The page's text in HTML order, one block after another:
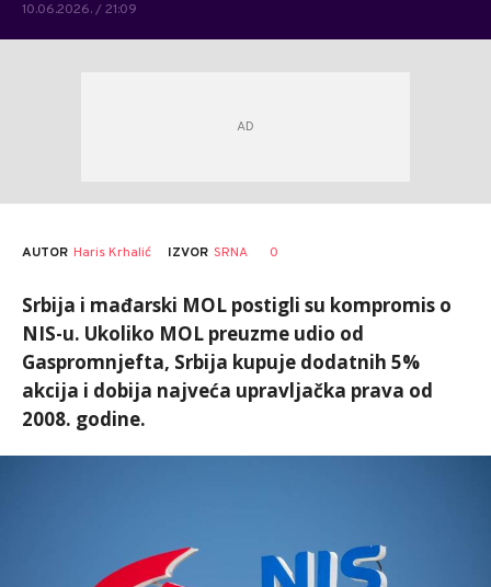
10.06.2026. / 21:09
AUTOR Haris Krhalić IZVOR SRNA 0
Srbija i mađarski MOL postigli su kompromis o
NIS-u. Ukoliko MOL preuzme udio od
Gaspromnjefta, Srbija kupuje dodatnih 5%
akcija i dobija najveća upravljačka prava od
2008. godine.